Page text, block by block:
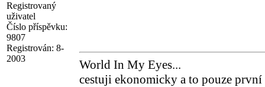
Registrovaný
uživatel
Číslo příspěvku:
9807
Registrován: 8-
2003
World In My Eyes...
cestuji ekonomicky a to pouze